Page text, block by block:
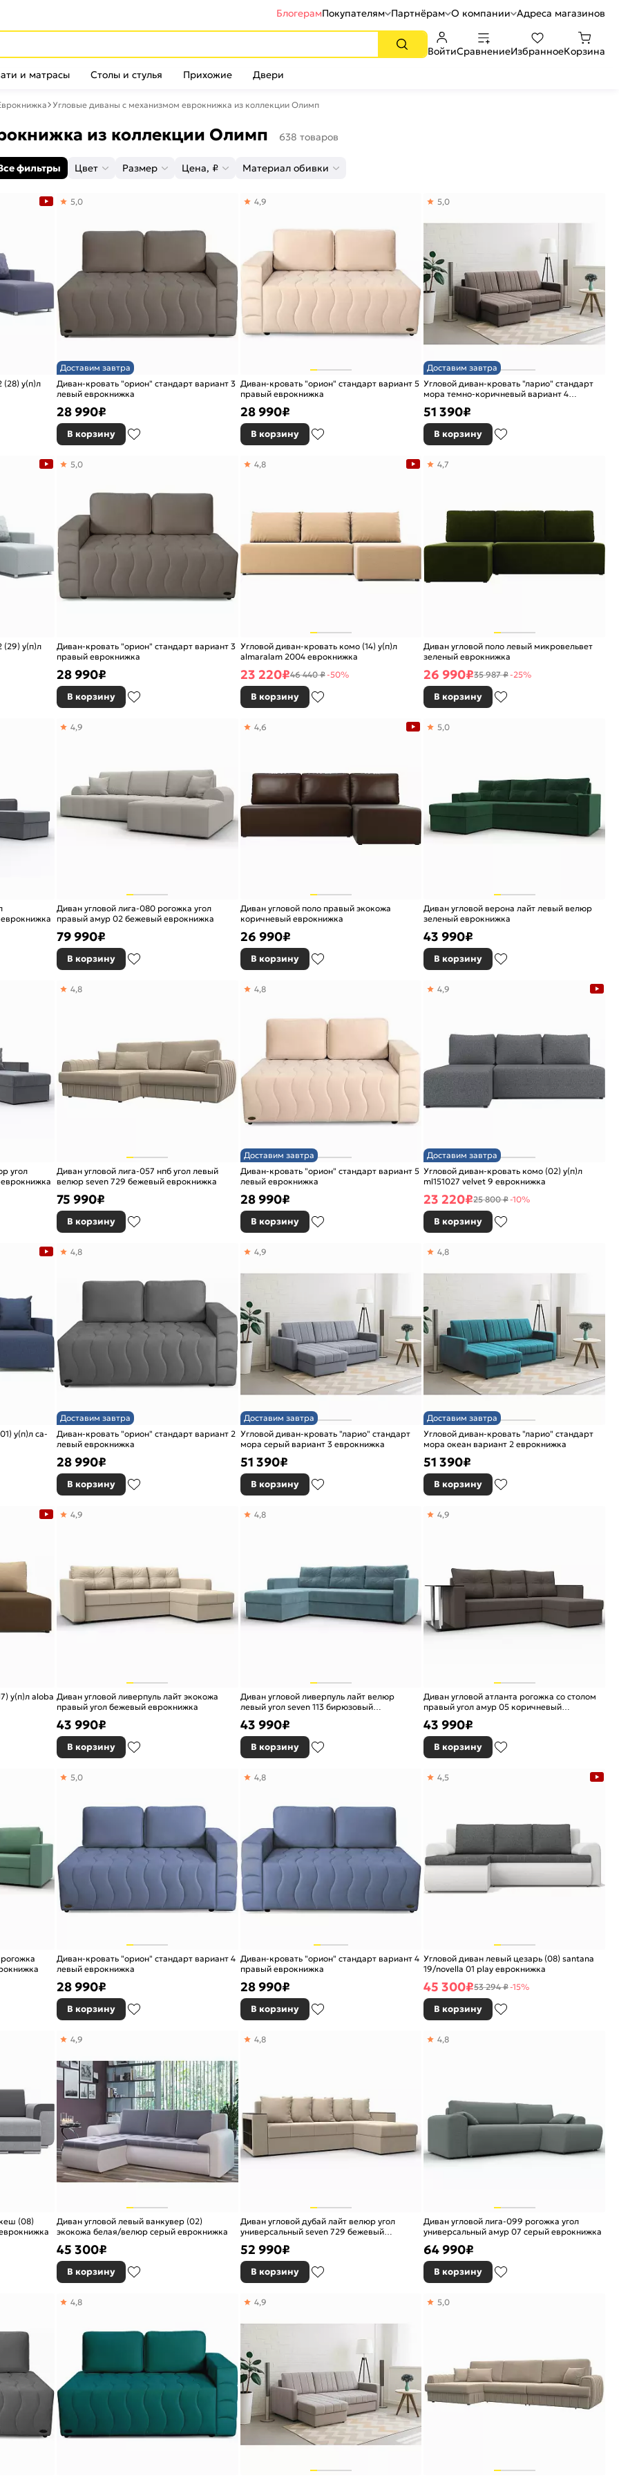
БлогерамПокупателям Партнёрам О компании Адреса магазинов
ВойтиСравнениеИзбранноеКорзина
и матрасы Столы и стулья Прихожие Двери
Угловые диваны с механизмом еврокнижка из коллекции Олимп
из коллекции Олимп 638 товаров
фильтры Цвет Размер Цена, ₽ Материал обивки
(28) у(п)л
Доставим завтра
Диван-кровать "орион" стандарт вариант 3
левый еврокнижка
5,0
28 990₽
В корзину
Диван-кровать "орион" стандарт вариант 5
правый еврокнижка
4,9
28 990₽
В корзину
Доставим завтра
Угловой диван-кровать "ларио" стандарт
мора темно-коричневый вариант 4
5,0
51 390₽
В корзину
(29) у(п)л
Диван-кровать "орион" стандарт вариант 3
правый еврокнижка
5,0
28 990₽
В корзину
Угловой диван-кровать комо (14) у(п)л
almaralam 2004 еврокнижка
4,8
23 220₽46 440 ₽-50%
В корзину
Диван угловой поло левый микровельвет
зеленый еврокнижка
4,7
26 990₽35 987 ₽-25%
В корзину
Диван угловой лига-080 рогожка угол
правый амур 02 бежевый еврокнижка
4,9
79 990₽
В корзину
Диван угловой поло правый экокожа
коричневый еврокнижка
4,6
26 990₽
В корзину
Диван угловой верона лайт левый велюр
зеленый еврокнижка
5,0
43 990₽
В корзину
угол
Диван угловой лига-057 нпб угол левый
велюр seven 729 бежевый еврокнижка
4,8
75 990₽
В корзину
Доставим завтра
Диван-кровать "орион" стандарт вариант 5
левый еврокнижка
4,8
28 990₽
В корзину
Доставим завтра
Угловой диван-кровать комо (02) у(п)л
ml151027 velvet 9 еврокнижка
4,9
23 220₽25 800 ₽-10%
В корзину
у(п)л ca-
Доставим завтра
Диван-кровать "орион" стандарт вариант 2
левый еврокнижка
4,8
28 990₽
В корзину
Доставим завтра
Угловой диван-кровать "ларио" стандарт
мора серый вариант 3 еврокнижка
4,9
51 390₽
В корзину
Доставим завтра
Угловой диван-кровать "ларио" стандарт
мора океан вариант 2 еврокнижка
4,8
51 390₽
В корзину
у(п)л aloba Диван угловой ливерпуль лайт экокожа
правый угол бежевый еврокнижка
4,9
43 990₽
В корзину
Диван угловой ливерпуль лайт велюр
левый угол seven 113 бирюзовый
4,8
43 990₽
В корзину
Диван угловой атланта рогожка со столом
правый угол амур 05 коричневый
4,9
43 990₽
В корзину
Диван-кровать "орион" стандарт вариант 4
левый еврокнижка
5,0
28 990₽
В корзину
Диван-кровать "орион" стандарт вариант 4
правый еврокнижка
4,8
28 990₽
В корзину
Угловой диван левый цезарь (08) santana
19/novella 01 play еврокнижка
4,5
45 300₽53 294 ₽-15%
В корзину
(08)
Диван угловой левый ванкувер (02)
экокожа белая/велюр серый еврокнижка
4,9
45 300₽
В корзину
Диван угловой дубай лайт велюр угол
универсальный seven 729 бежевый
4,8
52 990₽
В корзину
Диван угловой лига-099 рогожка угол
универсальный амур 07 серый еврокнижка
4,8
64 990₽
В корзину
4,8 4,9 5,0